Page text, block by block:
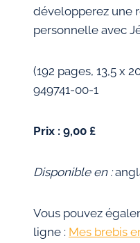
développerez une
personnelle avec
(192 pages, 13,5 x
949741-00-1
Prix : 9,00 £
Disponible en :
Vous pouvez
ligne : Mes brebis